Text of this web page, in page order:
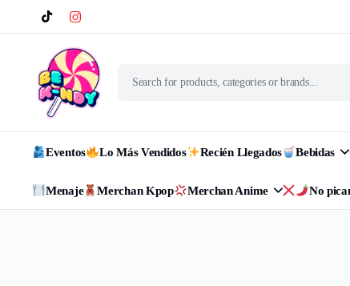
Eventos Lo Más Vendidos Recién Llegados Bebidas
Menaje Merchan Kpop Merchan Anime No